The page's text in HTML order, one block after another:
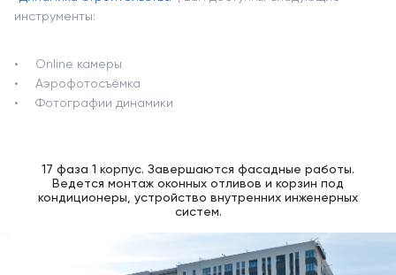
инструменты:
Online камеры
Аэрофотосъёмка
Фотографии динамики
17 фаза 1 корпус. Завершаются фасадные работы.
Ведется монтаж оконных отливов и корзин под
кондиционеры, устройство внутренних инженерных
систем.